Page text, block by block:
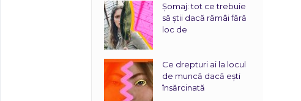
Șomaj: tot ce trebuie
să știi dacă rămâi fără
loc de
Ce drepturi ai la locul
de muncă dacă ești
însărcinată